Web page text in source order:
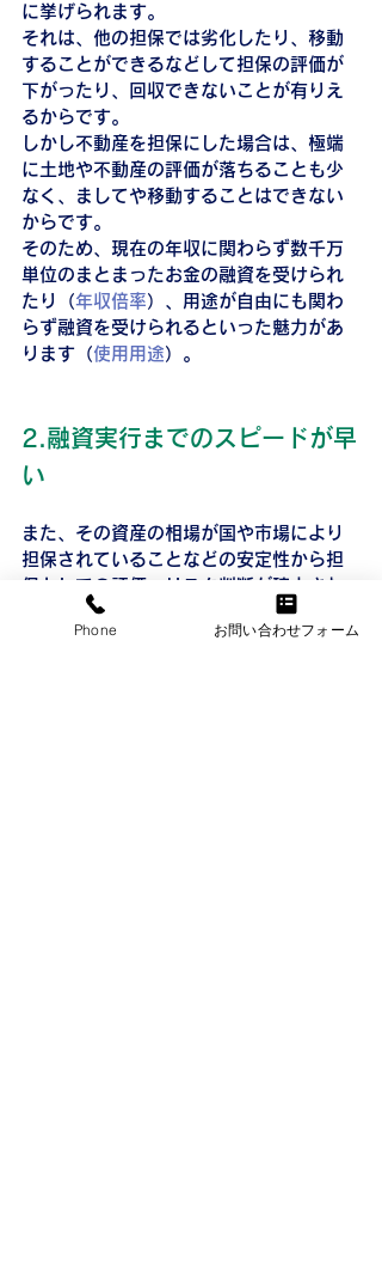
に挙げられます。
それは、他の担保では劣化したり、移動
することができるなどして担保の評価が
下がったり、回収できないことが有りえ
るからです。
しかし不動産を担保にした場合は、極端
に土地や不動産の評価が落ちることも少
なく、ましてや移動することはできない
からです。
そのため、現在の年収に関わらず数千万
単位のまとまったお金の融資を受けられ
たり（年収倍率）、用途が自由にも関わ
らず融資を受けられるといった魅力があ
ります（使用用途）。
2.融資実行までのスピードが早
い
また、その資産の相場が国や市場により
担保されていることなどの安定性から担
保としての評価・リスク判断が確立され
ており、調査や手続きが早く、大きなメ
リットと言えます。
Phone お問い合わせフォーム